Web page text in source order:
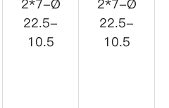
2*7-Ø
22.5-
10.5
2*7-Ø
22.5-
10.5